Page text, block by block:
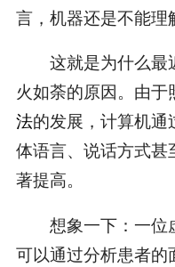
言，机器还是不能理
这就是为什么最
火如荼的原因。由
法的发展，计算机通
体语言、说话方式甚
著提高。
想象一下：一位
可以通过分析患者